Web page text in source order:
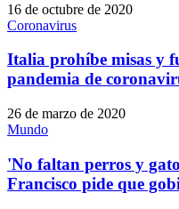
16 de octubre de 2020
Coronavirus
Italia prohíbe misas y
pandemia de
26 de marzo de 2020
Mundo
'No faltan perros y
Francisco pide que